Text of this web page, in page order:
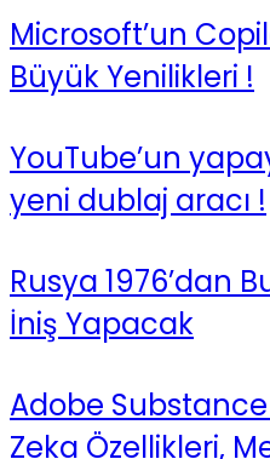
Microsoft’un
Büyük Yenilikleri !
YouTube’un
yeni dublaj aracı !
Rusya 1976’dan
İniş Yapacak
Adobe Substance
Zeka Özellikleri,